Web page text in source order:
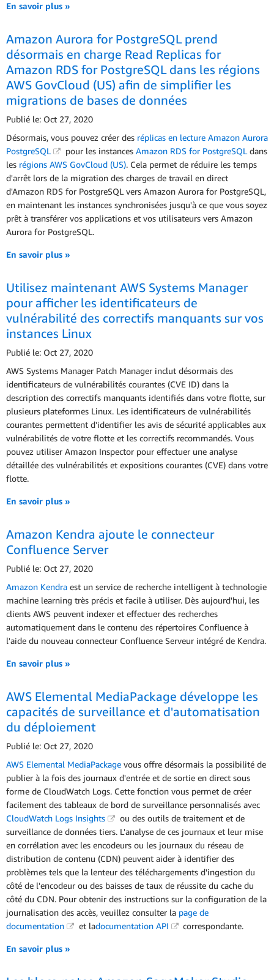
En savoir plus »
Amazon Aurora for PostgreSQL prend
désormais en charge Read Replicas for
Amazon RDS for PostgreSQL dans les régions
AWS GovCloud (US) afin de simplifier les
migrations de bases de données
Publié le: Oct 27, 2020
Désormais, vous pouvez créer des réplicas en lecture Amazon Aurora
PostgreSQL
pour les instances Amazon RDS for PostgreSQLdans
les régions AWS GovCloud (US). Cela permet de réduire les temps
d'arrêt lors de la migration des charges de travail en direct
d'Amazon RDS for PostgreSQL vers Amazon Aurora for PostgreSQL,
en maintenant les instances synchronisées jusqu'à ce que vous soyez
prêt à transférer vos applications et vos utilisateurs vers Amazon
Aurora for PostgreSQL.
En savoir plus »
Utilisez maintenant AWS Systems Manager
pour afficher les identificateurs de
vulnérabilité des correctifs manquants sur vos
instances Linux
Publié le: Oct 27, 2020
AWS Systems Manager Patch Manager inclut désormais des
identificateurs de vulnérabilités courantes (CVE ID) dans la
description des correctifs manquants identifiés dans votre flotte, sur
plusieurs plateformes Linux. Les identificateurs de vulnérabilités
courantes permettent d'identifier les avis de sécurité applicables aux
vulnérabilités de votre flotte et les correctifs recommandés. Vous
pouvez utiliser Amazon Inspector pour effectuer une analyse
détaillée des vulnérabilités et expositions courantes (CVE) dans votre
flotte.
En savoir plus »
Amazon Kendra ajoute le connecteur
Confluence Server
Publié le: Oct 27, 2020
Amazon Kendra est un service de recherche intelligent à technologie
machine learning très précis et facile à utiliser. Dès aujourd'hui, les
clients AWS peuvent indexer et effectuer des recherches
automatiquement dans le contenu des répertoires Confluence à
l'aide du nouveau connecteur Confluence Serveur intégré de Kendra.
En savoir plus »
AWS Elemental MediaPackage développe les
capacités de surveillance et d'automatisation
du déploiement
Publié le: Oct 27, 2020
AWS Elemental MediaPackage vous offre désormais la possibilité de
publier à la fois des journaux d'entrée et de sortie en direct sous
forme de CloudWatch Logs. Cette fonction vous permet de créer
facilement des tableaux de bord de surveillance personnalisés avec
CloudWatch Logs Insights
ou des outils de traitement et de
surveillance de données tiers. L'analyse de ces journaux et leur mise
en corrélation avec les encodeurs ou les journaux du réseau de
distribution de contenu (CDN) peuvent aider à identifier des
problèmes tels que la lenteur des téléchargements d'ingestion du
côté de l'encodeur ou des baisses de taux de réussite du cache du
côté du CDN. Pour obtenir des instructions sur la configuration de la
journalisation des accès, veuillez consulter la page de
documentation
et ladocumentation API correspondante.
En savoir plus »